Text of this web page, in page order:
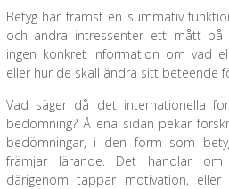
Betyg har främst en summativ
och andra intressenter ett mått på
ingen konkret information om vad
eller hur de skall ändra sitt beteende
Vad säger då det internationella
bedömning? Å ena sidan pekar
bedömningar, i den form som
främjar lärande. Det handlar
därigenom tappar motivation,